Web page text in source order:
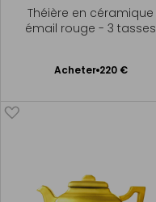
Théière en céramique
émail rouge - 3 tasses
Acheter 220 €
Ajouter